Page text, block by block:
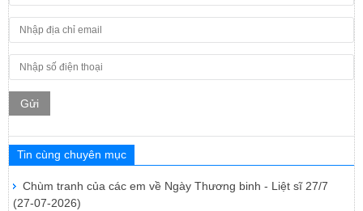
Gửi
Tin cùng chuyên mục
Chùm tranh của các em về Ngày Thương binh - Liệt sĩ 27/7
(27-07-2026)